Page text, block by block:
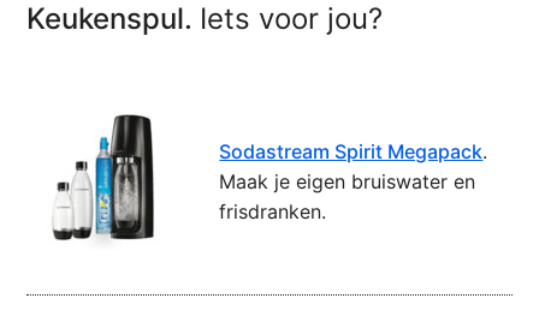
Keukenspul. Iets voor jou?
Sodastream Spirit Megapack.
Maak je eigen bruiswater en
frisdranken.